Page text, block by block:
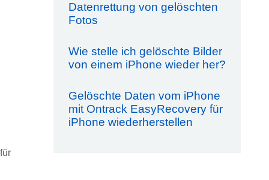
Datenrettung von gelöschten
Fotos
Wie stelle ich gelöschte Bilder
von einem iPhone wieder her?
Gelöschte Daten vom iPhone
mit Ontrack EasyRecovery für
iPhone wiederherstellen